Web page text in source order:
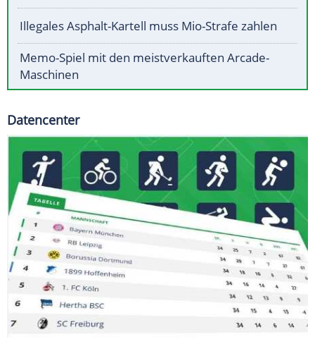
Illegales Asphalt-Kartell muss Mio-Strafe zahlen
Memo-Spiel mit den meistverkauften Arcade-
Maschinen
Datencenter